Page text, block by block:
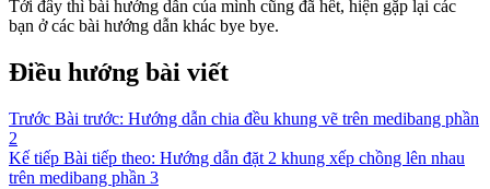
Tới đây thì bài hướng dẫn của mình cũng đã hết, hiện gặp lại các
bạn ở các bài hướng dẫn khác bye bye.
Điều hướng bài viết
Trước Bài trước: Hướng dẫn chia đều khung vẽ trên medibang phần
2
Kế tiếp Bài tiếp theo: Hướng dẫn đặt 2 khung xếp chồng lên nhau
trên medibang phần 3